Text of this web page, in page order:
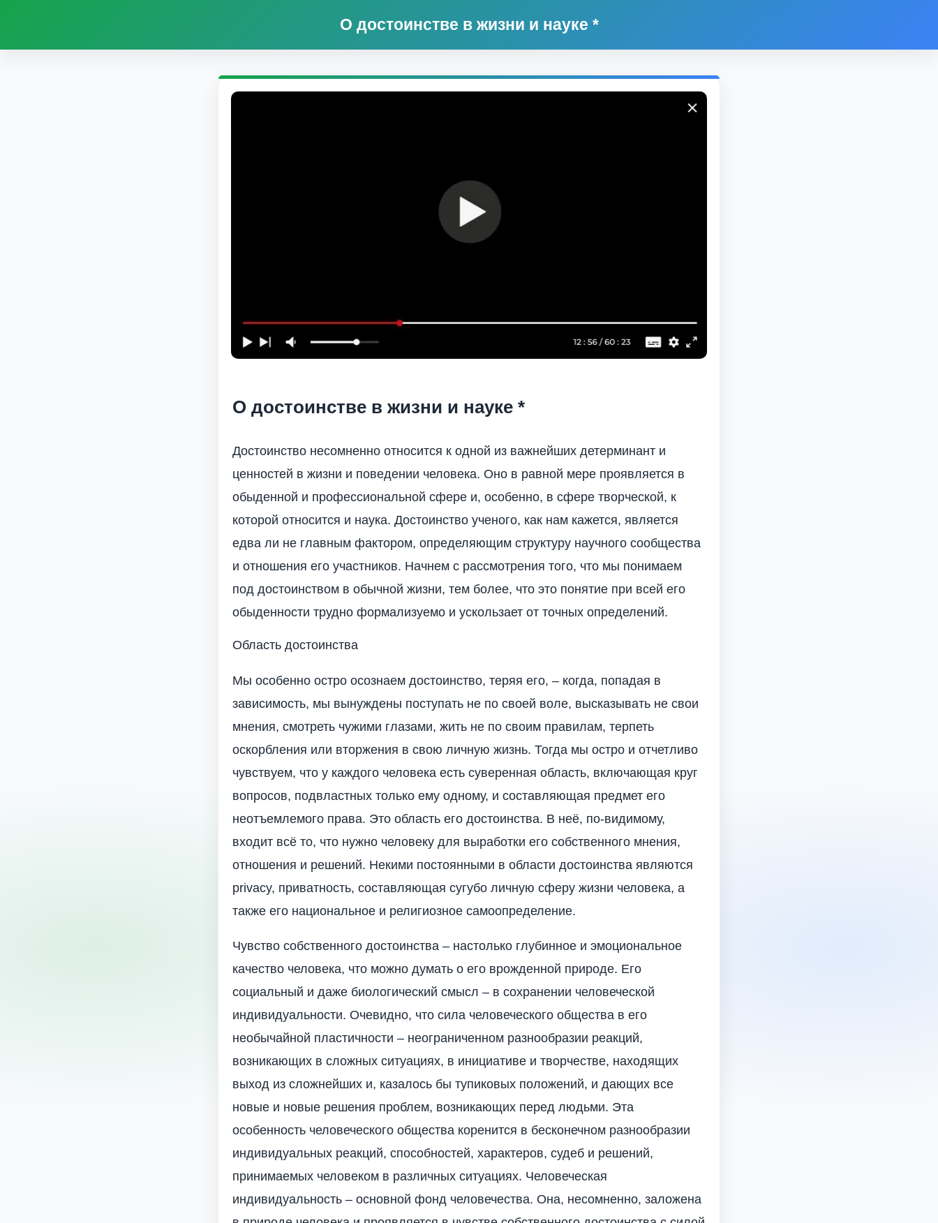
О достоинстве в жизни и науке *
О достоинстве в жизни и науке *
Достоинство несомненно относится к одной из важнейших детерминант и
ценностей в жизни и поведении человека. Оно в равной мере проявляется в
обыденной и профессиональной сфере и, особенно, в сфере творческой, к
которой относится и наука. Достоинство ученого, как нам кажется, является
едва ли не главным фактором, определяющим структуру научного сообщества
и отношения его участников. Начнем с рассмотрения того, что мы понимаем
под достоинством в обычной жизни, тем более, что это понятие при всей его
обыденности трудно формализуемо и ускользает от точных определений.
Область достоинства
Мы особенно остро осознаем достоинство, теряя его, – когда, попадая в
зависимость, мы вынуждены поступать не по своей воле, высказывать не свои
мнения, смотреть чужими глазами, жить не по своим правилам, терпеть
оскорбления или вторжения в свою личную жизнь. Тогда мы остро и отчетливо
чувствуем, что у каждого человека есть суверенная область, включающая круг
вопросов, подвластных только ему одному, и составляющая предмет его
неотъемлемого права. Это область его достоинства. В неё, по-видимому,
входит всё то, что нужно человеку для выработки его собственного мнения,
отношения и решений. Некими постоянными в области достоинства являются
privacy, приватность, составляющая сугубо личную сферу жизни человека, а
также его национальное и религиозное самоопределение.
Чувство собственного достоинства – настолько глубинное и эмоциональное
качество человека, что можно думать о его врожденной природе. Его
социальный и даже биологический смысл – в сохранении человеческой
индивидуальности. Очевидно, что сила человеческого общества в его
необычайной пластичности – неограниченном разнообразии реакций,
возникающих в сложных ситуациях, в инициативе и творчестве, находящих
выход из сложнейших и, казалось бы тупиковых положений, и дающих все
новые и новые решения проблем, возникающих перед людьми. Эта
особенность человеческого общества коренится в бесконечном разнообразии
индивидуальных реакций, способностей, характеров, судеб и решений,
принимаемых человеком в различных ситуациях. Человеческая
индивидуальность – основной фонд человечества. Она, несомненно, заложена